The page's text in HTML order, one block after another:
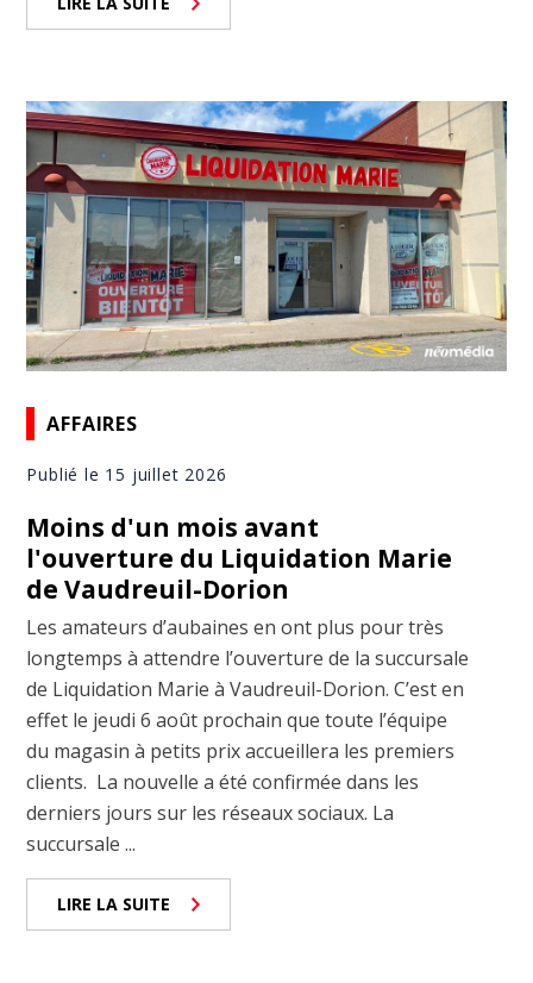
AFFAIRES
Publié le 15 juillet 2026
Moins d'un mois avant
l'ouverture du Liquidation Marie
de Vaudreuil-Dorion
Les amateurs d’aubaines en ont plus pour très
longtemps à attendre l’ouverture de la succursale
de Liquidation Marie à Vaudreuil-Dorion. C’est en
effet le jeudi 6 août prochain que toute l’équipe
du magasin à petits prix accueillera les premiers
clients. La nouvelle a été confirmée dans les
derniers jours sur les réseaux sociaux. La
succursale ...
LIRE LA SUITE